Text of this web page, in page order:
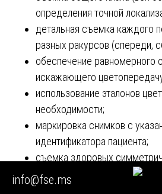
определения точной
детальная съемка каждого
разных ракурсов (спереди,
обеспечение равномерного
искажающего
использование эталонов
необходимости;
маркировка снимков с
идентификатора пациента;
съемка здоровых
сравнения.
info@fse.ms